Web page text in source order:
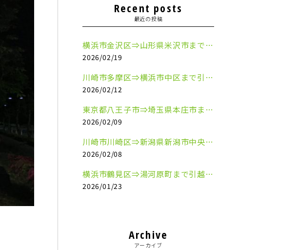
Recent posts
最近の投稿
横浜市金沢区⇒山形県米沢市まで引越しのお手伝いをさせていただきました
2026/02/19
川崎市多摩区⇒横浜市中区まで引越しのお手伝いをさせていただきました
2026/02/12
東京都八王子市⇒埼玉県本庄市まで清涼飲料水を配送させていただきました
2026/02/09
川崎市川崎区⇒新潟県新潟市中央区まで事務机&事務用品を配送させていただきました
2026/02/08
横浜市鶴見区⇒湯河原町まで引越しのお手伝いをさせていただきました
2026/01/23
Archive
アーカイブ